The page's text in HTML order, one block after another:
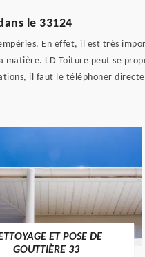
le 33124
En effet, il est très
LD Toiture peut se
il faut le téléphoner
ET POSE DE
GOUTTIÈRE 33